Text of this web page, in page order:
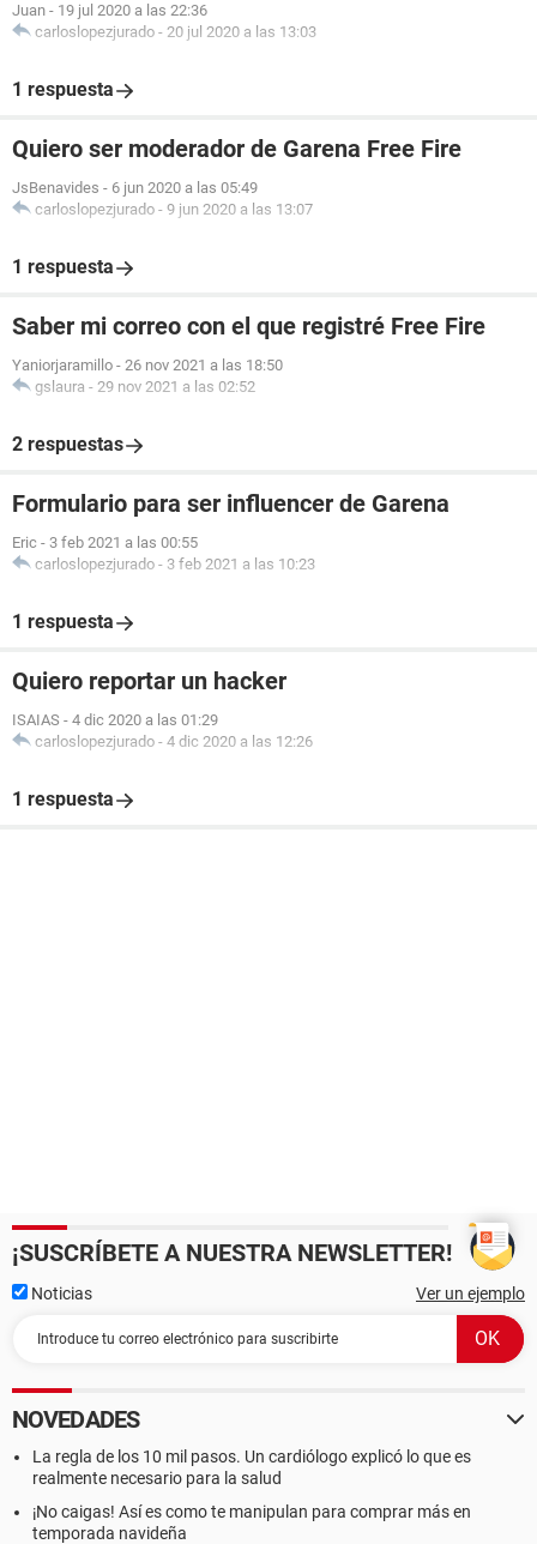
Juan - 19 jul 2020 a las 22:36
carloslopezjurado - 20 jul 2020 a las 13:03
1 respuesta
Quiero ser moderador de Garena Free Fire
JsBenavides - 6 jun 2020 a las 05:49
carloslopezjurado - 9 jun 2020 a las 13:07
1 respuesta
Saber mi correo con el que registré Free Fire
Yaniorjaramillo - 26 nov 2021 a las 18:50
gslaura - 29 nov 2021 a las 02:52
2 respuestas
Formulario para ser influencer de Garena
Eric - 3 feb 2021 a las 00:55
carloslopezjurado - 3 feb 2021 a las 10:23
1 respuesta
Quiero reportar un hacker
ISAIAS - 4 dic 2020 a las 01:29
carloslopezjurado - 4 dic 2020 a las 12:26
1 respuesta
¡SUSCRÍBETE A NUESTRA NEWSLETTER!
Noticias Ver un ejemplo
NOVEDADES
La regla de los 10 mil pasos. Un cardiólogo explicó lo que es
realmente necesario para la salud
¡No caigas! Así es como te manipulan para comprar más en
temporada navideña